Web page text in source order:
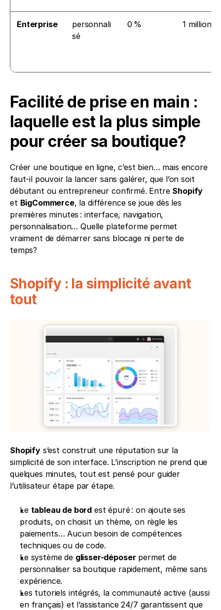
Enterprise
personnali
sé
0 % 1 million +
Facilité de prise en main :
laquelle est la plus simple
pour créer sa boutique?
Créer une boutique en ligne, c’est bien… mais encore
faut-il pouvoir la lancer sans galérer, que l’on soit
débutant ou entrepreneur confirmé. Entre Shopify
et BigCommerce, la différence se joue dès les
premières minutes : interface, navigation,
personnalisation… Quelle plateforme permet
vraiment de démarrer sans blocage ni perte de
temps?
Shopify : la simplicité avant
tout
Shopify s’est construit une réputation sur la
simplicité de son interface. L’inscription ne prend que
quelques minutes, tout est pensé pour guider
l’utilisateur étape par étape.
Le tableau de bord est épuré : on ajoute ses
produits, on choisit un thème, on règle les
paiements… Aucun besoin de compétences
techniques ou de code.
Le système de glisser-déposer permet de
personnaliser sa boutique rapidement, même sans
expérience.
Les tutoriels intégrés, la communauté active (aussi
en français) et l’assistance 24/7 garantissent que